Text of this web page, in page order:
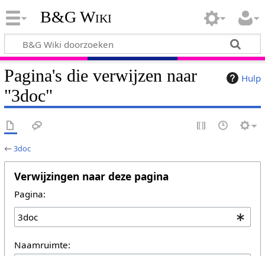
B&G Wiki
Hulp
Pagina's die verwijzen naar
"3doc"
←3doc
Verwijzingen naar deze pagina
Pagina:
Naamruimte: